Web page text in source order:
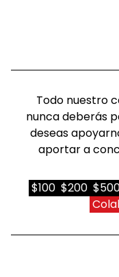
Todo nuestro
nunca deberás
deseas
aportar a
$100 $200